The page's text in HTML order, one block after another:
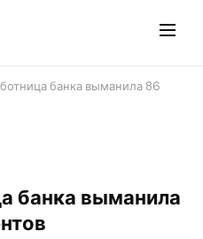
банка выманила 86
банка выманила